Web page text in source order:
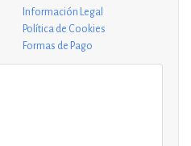
Información Legal
Política de Cookies
Formas de Pago